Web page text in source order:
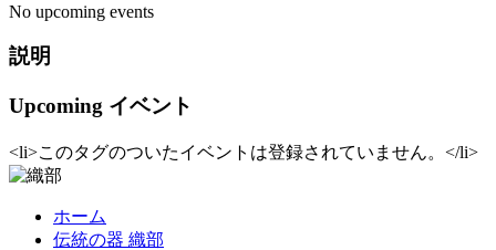
No upcoming events
説明
Upcoming イベント
<li>このタグのついたイベントは登録されていません。</li>
ホーム
伝統の器 織部